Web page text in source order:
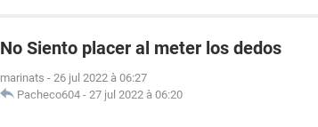
No Siento placer al meter los dedos
marinats - 26 jul 2022 à 06:27
Pacheco604 - 27 jul 2022 à 06:20